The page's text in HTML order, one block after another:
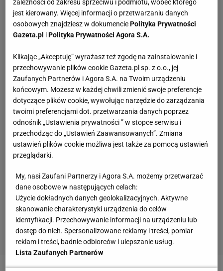
zależności od zakresu sprzeciwu i podmiotu, wobec którego
jest kierowany. Więcej informacji o przetwarzaniu danych
osobowych znajdziesz w dokumenciePolityka Prywatności
Gazeta.pl iPolityka Prywatności Agora S.A.
Klikając „Akceptuję” wyrażasz też zgodę na zainstalowanie i
przechowywanie plików cookie Gazeta.pl sp. z o.o., jej
Zaufanych Partnerów i Agora S.A. na Twoim urządzeniu
końcowym. Możesz w każdej chwili zmienić swoje preferencje
dotyczące plików cookie, wywołując narzędzie do zarządzania
twoimi preferencjami dot. przetwarzania danych poprzez
odnośnik „Ustawienia prywatności ” w stopce serwisu i
przechodząc do „Ustawień Zaawansowanych”. Zmiana
ustawień plików cookie możliwa jest także za pomocą ustawień
przeglądarki.
My, nasi Zaufani Partnerzy i Agora S.A. możemy przetwarzać
dane osobowe w następujących celach:
Użycie dokładnych danych geolokalizacyjnych. Aktywne
skanowanie charakterystyki urządzenia do celów
identyfikacji. Przechowywanie informacji na urządzeniu lub
dostęp do nich. Spersonalizowane reklamy i treści, pomiar
reklam i treści, badnie odbiorców i ulepszanie usług.
Lista Zaufanych Partnerów